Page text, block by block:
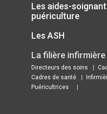
Les aides-
puériculture
Les ASH
La filière infirmière
Directeurs des soins
Cadres de santé
Puéricultrices